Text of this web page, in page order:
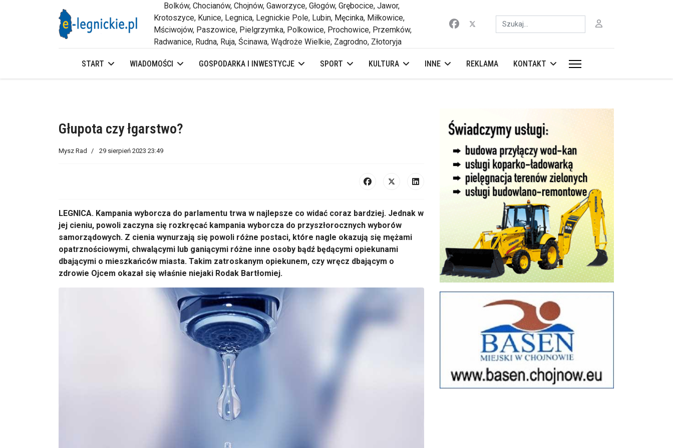
Bolków, Chocianów, Chojnów, Gaworzyce, Głogów, Grębocice, Jawor,
Krotoszyce, Kunice, Legnica, Legnickie Pole, Lubin, Męcinka, Miłkowice,
Mściwojów, Paszowice, Pielgrzymka, Polkowice, Prochowice, Przemków,
Radwanice, Rudna, Ruja, Ścinawa, Wądroże Wielkie, Zagrodno, Złotoryja
Szukaj
START WIADOMOŚCI GOSPODARKA I INWESTYCJE SPORT KULTURA INNE REKLAMA KONTAKT
Głupota czy łgarstwo?
Mysz Rad 29 sierpień 2023 23:49
LEGNICA. Kampania wyborcza do parlamentu trwa w najlepsze co widać coraz bardziej. Jednak w
jej cieniu, powoli zaczyna się rozkręcać kampania wyborcza do przyszłorocznych wyborów
samorządowych. Z cienia wynurzają się powoli różne postaci, które nagle okazują się mężami
opatrznościowymi, chwalącymi lub ganiącymi różne inne osoby bądź będącymi opiekunami
dbającymi o mieszkańców miasta. Takim zatroskanym opiekunem, czy wręcz dbającym o
zdrowie Ojcem okazał się właśnie niejaki Rodak Bartłomiej.